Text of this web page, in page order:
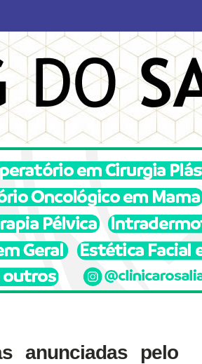
anunciadas pelo